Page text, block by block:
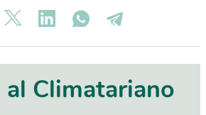
Climatariano